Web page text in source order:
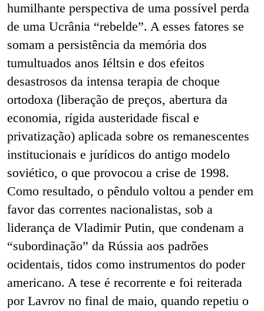
humilhante perspectiva de uma possível perda
de uma Ucrânia “rebelde”. A esses fatores se
somam a persistência da memória dos
tumultuados anos Iéltsin e dos efeitos
desastrosos da intensa terapia de choque
ortodoxa (liberação de preços, abertura da
economia, rígida austeridade fiscal e
privatização) aplicada sobre os remanescentes
institucionais e jurídicos do antigo modelo
soviético, o que provocou a crise de 1998.
Como resultado, o pêndulo voltou a pender em
favor das correntes nacionalistas, sob a
liderança de Vladimir Putin, que condenam a
“subordinação” da Rússia aos padrões
ocidentais, tidos como instrumentos do poder
americano. A tese é recorrente e foi reiterada
por Lavrov no final de maio, quando repetiu o